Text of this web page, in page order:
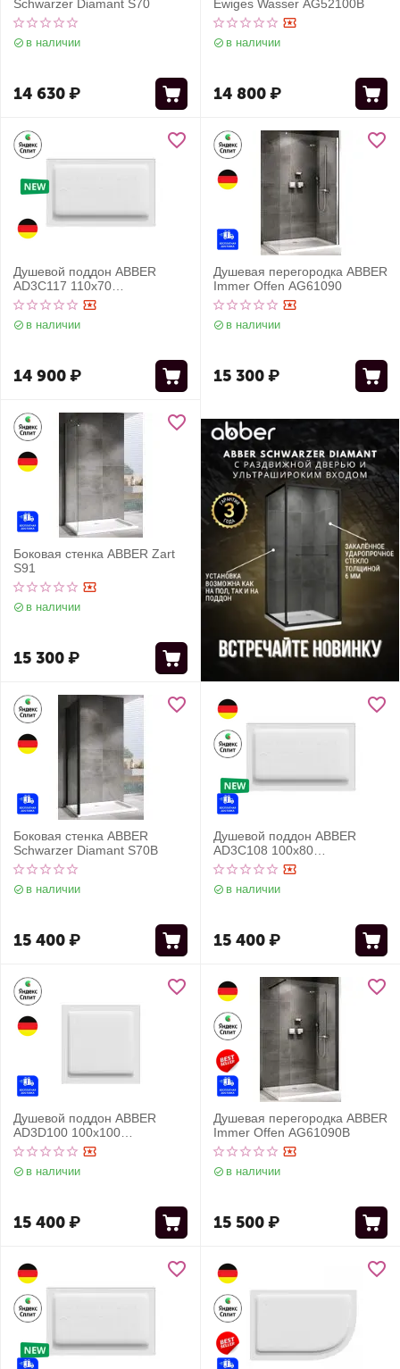
Schwarzer Diamant S70
в наличии
14 630₽
Ewiges Wasser AG52100B
в наличии
14 800₽
Душевой поддон ABBER
AD3C117 110х70
прямоугольный, акриловый,
белый
в наличии
14 900₽
Душевая перегородка ABBER
Immer Offen AG61090
в наличии
15 300₽
Боковая стенка ABBER Zart
S91
в наличии
15 300₽
Боковая стенка ABBER
Schwarzer Diamant S70B
в наличии
15 400₽
Душевой поддон ABBER
AD3C108 100х80
прямоугольный, акриловый,
белый
в наличии
15 400₽
Душевой поддон ABBER
AD3D100 100х100
квадратный, акриловый,
белый
в наличии
15 400₽
Душевая перегородка ABBER
Immer Offen AG61090B
в наличии
15 500₽